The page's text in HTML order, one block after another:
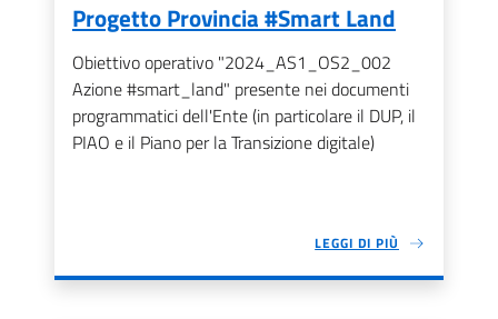
Progetto Provincia #Smart Land
Obiettivo operativo "2024_AS1_OS2_002
Azione #smart_land" presente nei documenti
programmatici dell'Ente (in particolare il DUP, il
PIAO e il Piano per la Transizione digitale)
LEGGI DI PIÙ